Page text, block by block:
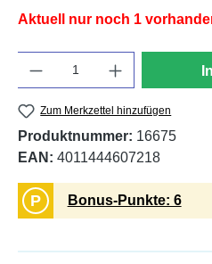
Aktuell nur noch 1
Zum Merkzettel hinzufügen
Produktnummer: 16675
EAN: 4011444607218
P Bonus-Punkte: 6